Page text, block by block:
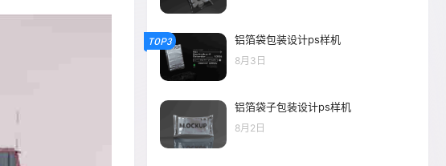
TOP3 铝箔袋包装设计ps样机
8月3日
铝箔袋子包装设计ps样机
8月2日